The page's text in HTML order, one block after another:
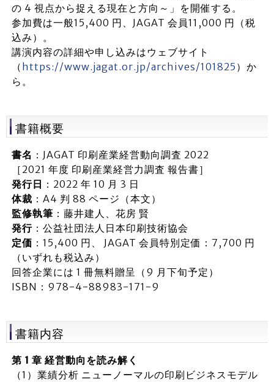
の 4 視点から捉える現在と方向～」を開催する。
参加費は一般15,400 円、JAGAT 会員11,000 円（税
込み）。
講演内容の詳細や申し込みはウェブサイト
（ https://www.jagat.or.jp/archives/101825 ）か
ら。
書籍概要
書名 ：JAGAT 印刷産業経営動向調査 2022
［2021 年度 印刷産業経営力調査 報告書］
発行日 ：2022 年 10 月 3 日
体裁 ：A4 判 88 ページ（本文）
監修執筆 ：藤井建人、花房 賢
発行：公益社団法人日本印刷技術協会
定価 ：15,400 円、 JAGAT 会員特別定価：7,700 円
（いずれも税込み）
回答企業には 1 冊無料贈呈（9 月下旬予定）
ISBN：978-4-88983-171-9
書籍内容
第 1 章 経営動向を読み解く
（1）業績分析 ニューノーマルの印刷ビジネスモデル